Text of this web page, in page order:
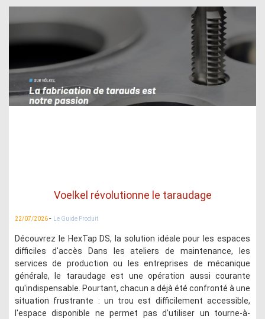
Voelkel révolutionne le taraudage
22/07/2026- Le Guide Produit
Découvrez le HexTap DS, la solution idéale pour les espaces
difficiles d'accès Dans les ateliers de maintenance, les
services de production ou les entreprises de mécanique
générale, le taraudage est une opération aussi courante
qu'indispensable. Pourtant, chacun a déjà été confronté à une
situation frustrante : un trou est difficilement accessible,
l'espace disponible ne permet pas d'utiliser un tourne-à-